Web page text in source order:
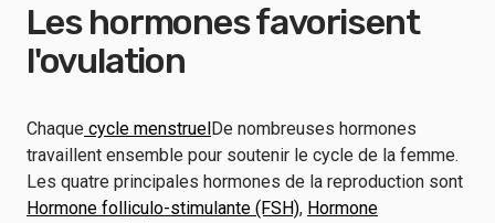
Les hormones favorisent
l'ovulation
Chaque cycle menstruelDe nombreuses hormones
travaillent ensemble pour soutenir le cycle de la femme.
Les quatre principales hormones de la reproduction sont
Hormone folliculo-stimulante (FSH), Hormone